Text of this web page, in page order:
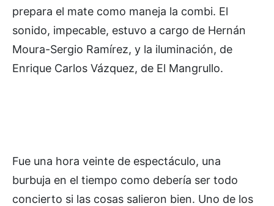
prepara el mate como maneja la combi. El
sonido, impecable, estuvo a cargo de Hernán
Moura-Sergio Ramírez, y la iluminación, de
Enrique Carlos Vázquez, de El Mangrullo.
Fue una hora veinte de espectáculo, una
burbuja en el tiempo como debería ser todo
concierto si las cosas salieron bien. Uno de los